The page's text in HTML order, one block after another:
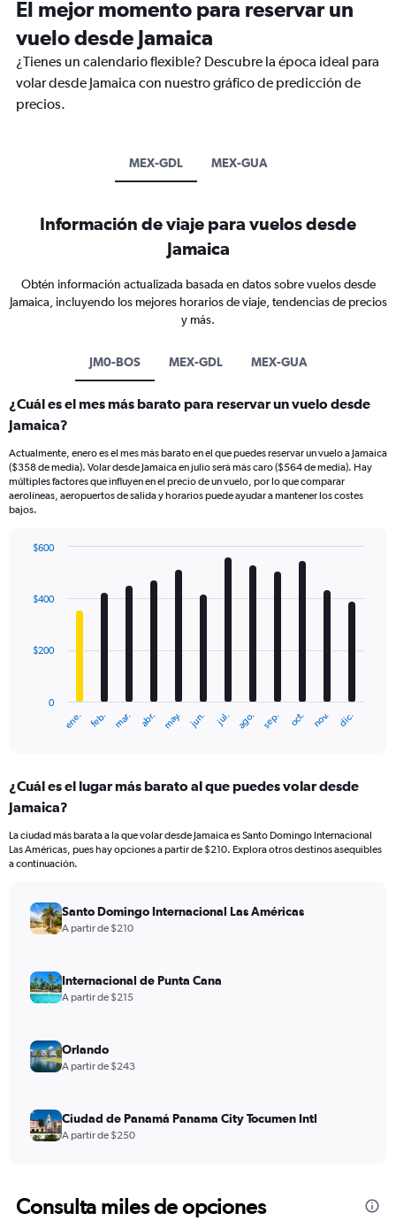
El mejor momento para reservar un
vuelo desde Jamaica
¿Tienes un calendario flexible? Descubre la época ideal para
volar desde Jamaica con nuestro gráfico de predicción de
precios.
MEX-GDL MEX-GUA
Información de viaje para vuelos desde
Jamaica
Obtén información actualizada basada en datos sobre vuelos desde
Jamaica, incluyendo los mejores horarios de viaje, tendencias de precios
y más.
JM0-BOS MEX-GDL MEX-GUA
¿Cuál es el mes más barato para reservar un vuelo desde
Jamaica?
Actualmente, enero es el mes más barato en el que puedes reservar un vuelo a Jamaica
($358 de media). Volar desde Jamaica en julio será más caro ($564 de media). Hay
múltiples factores que influyen en el precio de un vuelo, por lo que comparar
aerolíneas, aeropuertos de salida y horarios puede ayudar a mantener los costes
bajos.
with
12
The
Range:
12
The
chart
Y
axis
Range:
0
ene. feb. mar. abr. may. jun. jul. ago. sep. oct. nov. dic.
0
$200
$400
$600
¿Cuál es el lugar más barato al que puedes volar desde
Jamaica?
La ciudad más barata a la que volar desde Jamaica es Santo Domingo Internacional
Las Américas, pues hay opciones a partir de $210. Explora otros destinos asequibles
a continuación.
Santo Domingo Internacional Las Américas
A partir de $210
Internacional de Punta Cana
A partir de $215
Orlando
A partir de $243
Ciudad de Panamá Panama City Tocumen Intl
A partir de $250
Consulta miles de opciones